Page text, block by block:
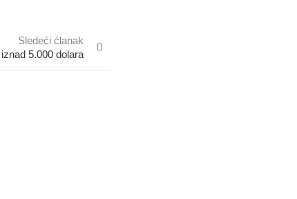
Sledeći ćlanak
5.000 dolara